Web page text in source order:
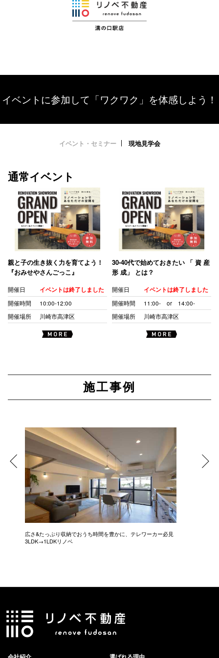
イベントに参加して「ワクワク」を体感しよう！
イベント・セミナー 現地見学会
通常イベント
親と子の生き抜く力を育てよう！
『おみせやさんごっこ』
開催日 イベントは終了しました
開催時間
10:00-12:00
開催場所
川崎市高津区
30-40代で始めておきたい 「 資 産
形 成」 とは？
開催日 イベントは終了しました
開催時間
11:00- or 14:00-
開催場所
川崎市高津区
施工事例
広さ&たっぷり収納でおうち時間を豊かに、テレワーカー必見
3LDK→1LDKリノベ